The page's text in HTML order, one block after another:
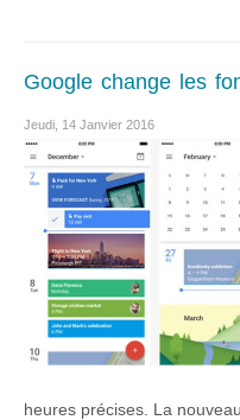
Google change les
Jeudi, 14 Janvier 2016
heures précises. La